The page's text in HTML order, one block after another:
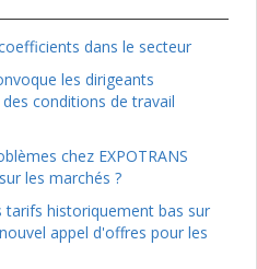
dans le secteur
les dirigeants
des conditions de travail
chez EXPOTRANS
les marchés ?
tarifs historiquement bas sur
appel d'offres pour les